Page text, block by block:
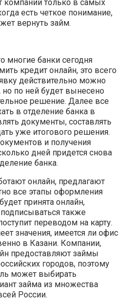
компании только в самых
есть четкое понимание,
вернуть займ.
многие банки сегодня
кредит онлайн, это всего
действительно можно
по ней будет вынесено
решение. Далее все
в отделение банка в
документы, составлять
уже итогового решения.
и получения
дней придется снова
банка.
онлайн, предлагают
все этапы оформления
принята онлайн,
также
переводом на карту.
значения, имеется ли офис
в Казани. Компании,
предоставляют займы
городов, поэтому
может выбирать
займа из множества
России.